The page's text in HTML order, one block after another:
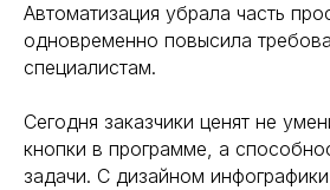
Автоматизация убрала часть
одновременно повысила
специалистам.
Сегодня заказчики ценят не
кнопки в программе, а
задачи. С дизайном